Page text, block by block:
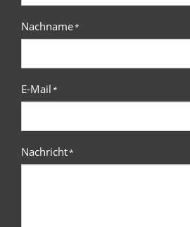
Nachname*
E-Mail*
Nachricht*